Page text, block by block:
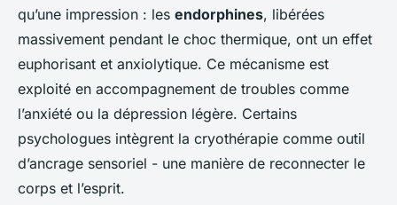
qu’une impression : les endorphines, libérées
massivement pendant le choc thermique, ont un effet
euphorisant et anxiolytique. Ce mécanisme est
exploité en accompagnement de troubles comme
l’anxiété ou la dépression légère. Certains
psychologues intègrent la cryothérapie comme outil
d’ancrage sensoriel - une manière de reconnecter le
corps et l’esprit.